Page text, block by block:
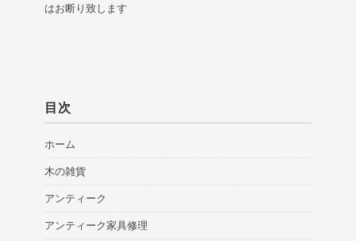
はお断り致します
目次
ホーム
木の雑貨
アンティーク
アンティーク家具修理